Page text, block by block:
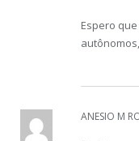
Espero
ANESIO M